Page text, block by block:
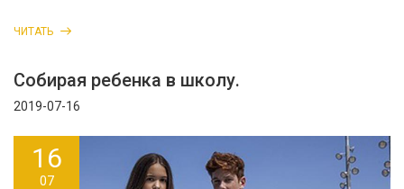
ЧИТАТЬ
Собирая ребенка в школу.
2019-07-16
16
07